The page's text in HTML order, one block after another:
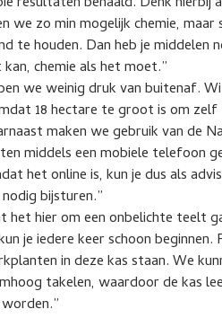
we zo min mogelijk chemie,
te houden. Dan heb je middelen
chemie als het moet.”
we weinig druk van buitenaf.
18 hectare te groot is om zelf
maken we gebruik van de
middels een mobiele telefoon
het online is, kun je dus als
bijsturen.”
het hier om een onbelichte teelt
je iedere keer schoon
in deze kas staan. We
takelen, waardoor de kas